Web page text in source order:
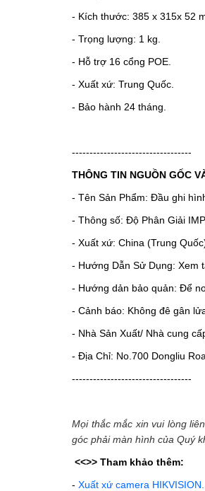
- Kích thước: 385 x 315x 52
- Trọng lượng: 1 kg.
- Hỗ trợ 16 cổng POE.
- Xuất xứ: Trung Quốc.
- Bảo hành 24 tháng.
----------------------------------
THÔNG TIN NGUỒN GỐC
- Tên Sản Phẩm: Đầu ghi
- Thông số: Độ Phân Giải
- Xuất xứ: China (Trung
- Hướng Dẫn Sử Dụng: Xem
- Hướng dản bảo quản: Để
- Cảnh báo: Không đê gân
- Nhà Sản Xuất/ Nhà cung
- Địa Chỉ: No.700 Dongliu
----------------------------------
Mọi thắc mắc xin vui lòng
góc phải màn hình của Quý
<<>> Tham khảo thêm:
- Xuất xứ camera HIKVISION.